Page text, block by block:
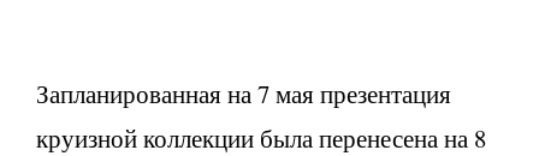
Запланированная на 7 мая презентация
круизной коллекции была перенесена на 8